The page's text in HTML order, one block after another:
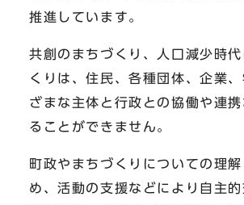
推進しています。
共創のまちづくり、人口減少時
くりは、住民、各種団体、企業
ざまな主体と行政との協働や連
ることができません。
町政やまちづくりについての理
め、活動の支援などにより自主